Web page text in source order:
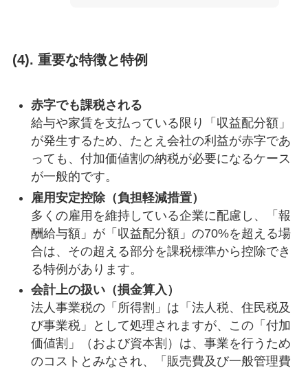
(4). 重要な特徴と特例
赤字でも課税される
給与や家賃を支払っている限り「収益配分額」
が発生するため、たとえ会社の利益が赤字であ
っても、付加価値割の納税が必要になるケース
が一般的です。
雇用安定控除（負担軽減措置）
多くの雇用を維持している企業に配慮し、「報
酬給与額」が「収益配分額」の70%を超える場
合は、その超える部分を課税標準から控除でき
る特例があります。
会計上の扱い（損金算入）
法人事業税の「所得割」は「法人税、住民税及
び事業税」として処理されますが、この「付加
価値割」（および資本割）は、事業を行うため
のコストとみなされ、「販売費及び一般管理費